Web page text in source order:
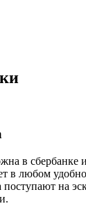
в сбербанке
в любом
на